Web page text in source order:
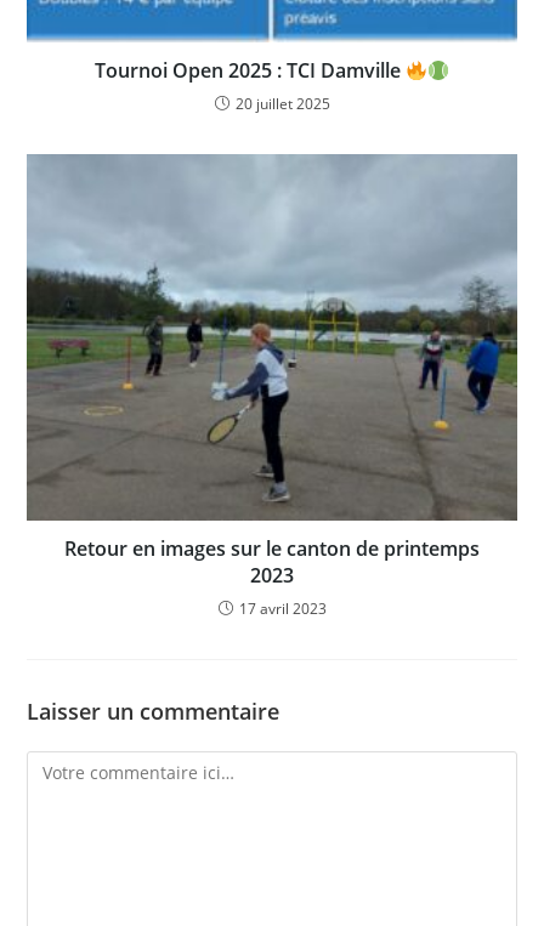
Tournoi Open 2025 : TCI Damville
20 juillet 2025
Retour en images sur le canton de printemps
2023
17 avril 2023
Laisser un commentaire
Comment